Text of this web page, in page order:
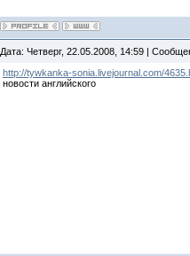
Дата: Четверг, 22.05.2008, 14:59 |
http://tywkanka-sonia.livejournal.com/
новости английского